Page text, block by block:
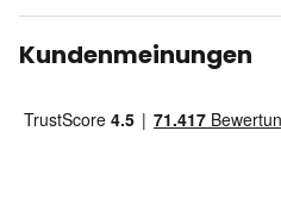
Kundenmeinungen